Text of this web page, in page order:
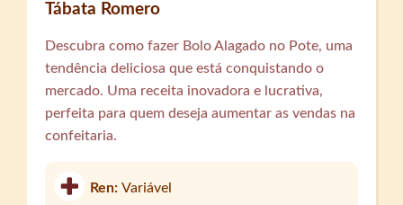
Tábata Romero
Descubra como fazer Bolo Alagado no Pote, uma
tendência deliciosa que está conquistando o
mercado. Uma receita inovadora e lucrativa,
perfeita para quem deseja aumentar as vendas na
confeitaria.
Ren:Variável